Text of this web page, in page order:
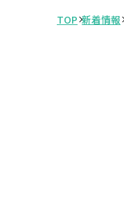
TOP 新着情報